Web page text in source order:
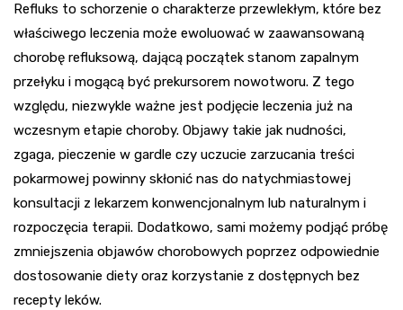
Refluks to schorzenie o charakterze przewlekłym, które bez
właściwego leczenia może ewoluować w zaawansowaną
chorobę refluksową, dającą początek stanom zapalnym
przełyku i mogącą być prekursorem nowotworu. Z tego
względu, niezwykle ważne jest podjęcie leczenia już na
wczesnym etapie choroby. Objawy takie jak nudności,
zgaga, pieczenie w gardle czy uczucie zarzucania treści
pokarmowej powinny skłonić nas do natychmiastowej
konsultacji z lekarzem konwencjonalnym lub naturalnym i
rozpoczęcia terapii. Dodatkowo, sami możemy podjąć próbę
zmniejszenia objawów chorobowych poprzez odpowiednie
dostosowanie diety oraz korzystanie z dostępnych bez
recepty leków.